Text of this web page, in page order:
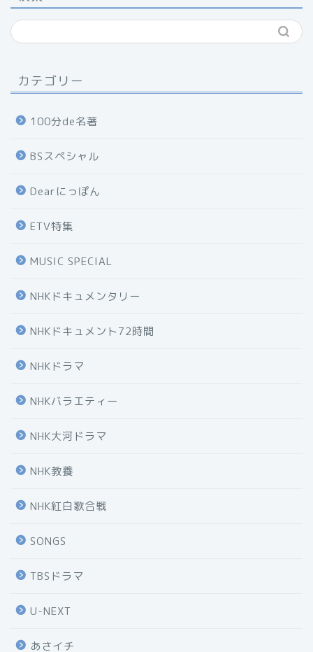
カテゴリー
100分de名著
BSスペシャル
Dearにっぽん
ETV特集
MUSIC SPECIAL
NHKドキュメンタリー
NHKドキュメント72時間
NHKドラマ
NHKバラエティー
NHK大河ドラマ
NHK教養
NHK紅白歌合戦
SONGS
TBSドラマ
U-NEXT
あさイチ